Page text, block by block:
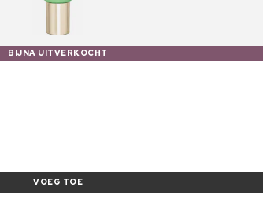
BIJNA UITVERKOCHT
VOEG TOE